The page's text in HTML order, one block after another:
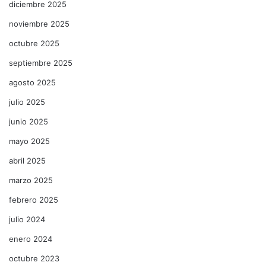
diciembre 2025
noviembre 2025
octubre 2025
septiembre 2025
agosto 2025
julio 2025
junio 2025
mayo 2025
abril 2025
marzo 2025
febrero 2025
julio 2024
enero 2024
octubre 2023